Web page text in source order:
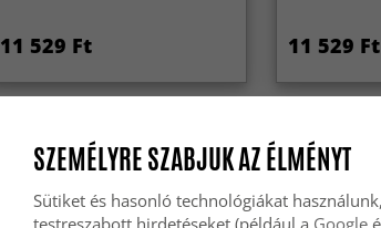
11 529 Ft 11 529 Ft
SZEMÉLYRE SZABJUK AZ ÉLMÉNYT
Sütiket és hasonló technológiákat
testreszabott hirdetéseket (például a Google